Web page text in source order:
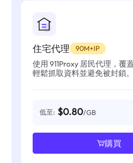
住宅代理 90M+IP
使用 911Proxy 居民代理，覆
輕鬆抓取資料並避免被封鎖。
低至: $0.80/GB
購買